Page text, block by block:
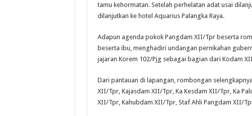
tamu kehormatan. Setelah perhelatan adat usai
dilanjutkan ke hotel Aquarius Palangka Raya.
Adapun agenda pokok Pangdam XII/Tpr beserta
beserta ibu, menghadiri undangan pernikahan
jajaran Korem 102/Pjg sebagai bagian dari Kodam
Dari pantauan di lapangan, rombongan
XII/Tpr, Kajasdam XII/Tpr, Ka Kesdam XII/Tpr, Ka
XII/Tpr, Kahubdam XII/Tpr, Staf Ahli Pangdam XII/